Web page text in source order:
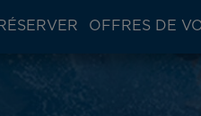
RÉSERVER OFFRES DE